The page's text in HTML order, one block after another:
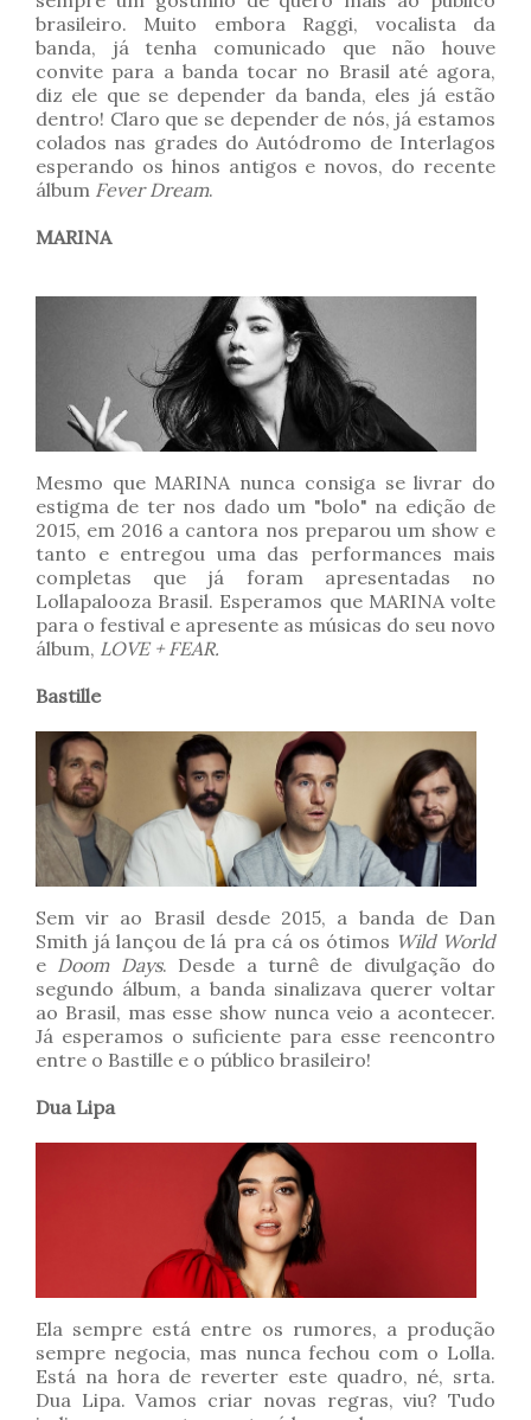
brasileiro. Muito embora Raggi, vocalista da
banda, já tenha comunicado que não houve
convite para a banda tocar no Brasil até agora,
diz ele que se depender da banda, eles já estão
dentro! Claro que se depender de nós, já estamos
colados nas grades do Autódromo de Interlagos
esperando os hinos antigos e novos, do recente
álbum Fever Dream.
MARINA
Mesmo que MARINA nunca consiga se livrar do
estigma de ter nos dado um "bolo" na edição de
2015, em 2016 a cantora nos preparou um show e
tanto e entregou uma das performances mais
completas que já foram apresentadas no
Lollapalooza Brasil. Esperamos que MARINA volte
para o festival e apresente as músicas do seu novo
álbum, LOVE + FEAR.
Bastille
Sem vir ao Brasil desde 2015, a banda de Dan
Smith já lançou de lá pra cá os ótimos Wild World
e Doom Days. Desde a turnê de divulgação do
segundo álbum, a banda sinalizava querer voltar
ao Brasil, mas esse show nunca veio a acontecer.
Já esperamos o suficiente para esse reencontro
entre o Bastille e o público brasileiro!
Dua Lipa
Ela sempre está entre os rumores, a produção
sempre negocia, mas nunca fechou com o Lolla.
Está na hora de reverter este quadro, né, srta.
Dua Lipa. Vamos criar novas regras, viu? Tudo